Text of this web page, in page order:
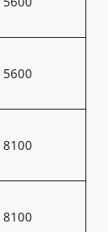
5600
8100
8100